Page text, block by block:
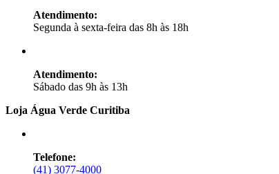
Atendimento:
Segunda à sexta-feira das 8h às 18h
Atendimento:
Sábado das 9h às 13h
Loja Água Verde Curitiba
Telefone:
(41) 3077-4000